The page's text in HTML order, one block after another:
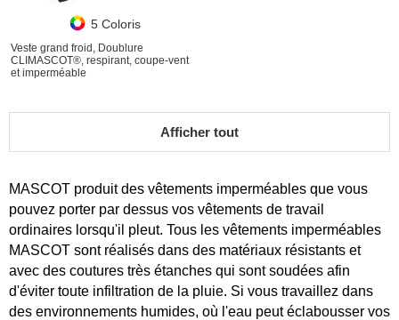
5 Coloris
Veste grand froid, Doublure
CLIMASCOT®, respirant, coupe-vent
et imperméable
Afficher tout
MASCOT produit des vêtements imperméables que vous
pouvez porter par dessus vos vêtements de travail
ordinaires lorsqu'il pleut. Tous les vêtements imperméables
MASCOT sont réalisés dans des matériaux résistants et
avec des coutures très étanches qui sont soudées afin
d'éviter toute infiltration de la pluie. Si vous travaillez dans
des environnements humides, où l'eau peut éclabousser vos